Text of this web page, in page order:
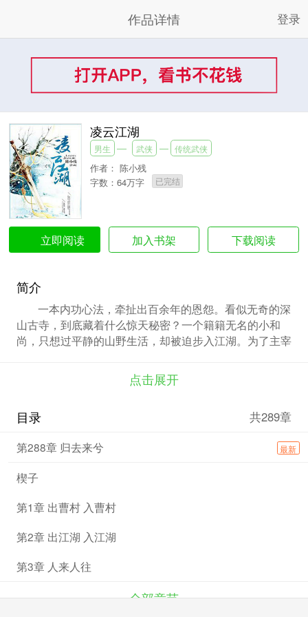
作品详情 登录
凌云江湖
男生 武侠 传统武侠
作者： 陈小残
字数：64万字
已完结
立即阅读 加入书架 下载阅读
简介
一本内功心法，牵扯出百余年的恩怨。看似无奇的深
山古寺，到底藏着什么惊天秘密？一个籍籍无名的小和
尚，只想过平静的山野生活，却被迫步入江湖。为了主宰
江湖，无人能够真正逍遥，走卒、掌门、大侠、世外高
人，都只是一颗颗棋子。谁在背后操纵一切？是宿命，还
点击展开
目录 共289章
第288章 归去来兮 最新
楔子
第1章 出曹村 入曹村
第2章 出江湖 入江湖
第3章 人来人往
全部章节